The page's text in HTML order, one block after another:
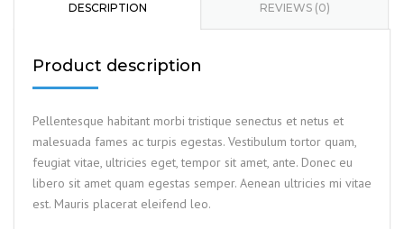
DESCRIPTION REVIEWS (0)
Product description
Pellentesque habitant morbi tristique senectus et netus et
malesuada fames ac turpis egestas. Vestibulum tortor quam,
feugiat vitae, ultricies eget, tempor sit amet, ante. Donec eu
libero sit amet quam egestas semper. Aenean ultricies mi vitae
est. Mauris placerat eleifend leo.